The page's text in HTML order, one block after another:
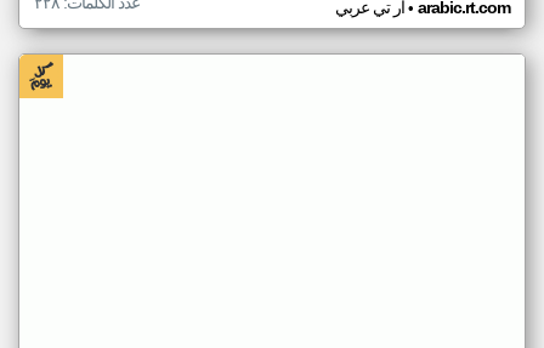
ار تي عربي• arabic.rt.com